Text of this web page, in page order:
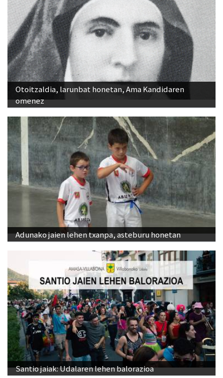
Otoitzaldia, larunbat honetan, Ama Kandidaren
omenez
Adunako jaien lehen txanpa, asteburu honetan
Santio jaiak: Udalaren lehen balorazioa